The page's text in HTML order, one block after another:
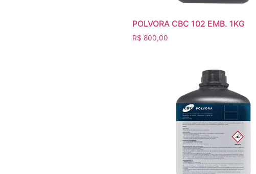
POLVORA CBC 102 EMB. 1KG
R$ 800,00